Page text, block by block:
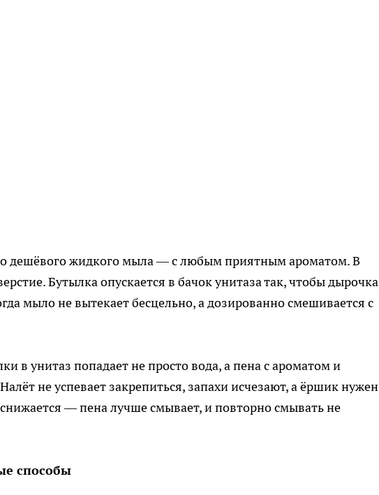
дешёвого жидкого мыла — с любым приятным ароматом. В
Бутылка опускается в бачок унитаза так, чтобы дырочка
мыло не вытекает бесцельно, а дозированно смешивается с
в унитаз попадает не просто вода, а пена с ароматом и
не успевает закрепиться, запахи исчезают, а ёршик нужен
— пена лучше смывает, и повторно смывать не
способы